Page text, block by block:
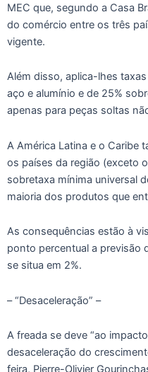
MEC que, segundo a Casa
do comércio entre os três
vigente.
Além disso, aplica-lhes
aço e alumínio e de 25%
apenas para peças soltas
A América Latina e o Caribe
os países da região (exceto
sobretaxa mínima universal
maioria dos produtos que
As consequências estão à
ponto percentual a previsão
se situa em 2%.
– “Desaceleração” –
A freada se deve “ao
desaceleração do
feira, Pierre-Olivier